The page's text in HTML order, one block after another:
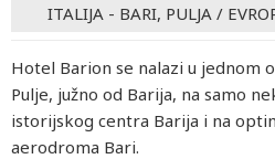
ITALIJA - BARI, PULJA /
Hotel Barion se nalazi u jednom
Pulje, južno od Barija, na samo
istorijskog centra Barija i na
aerodroma Bari.